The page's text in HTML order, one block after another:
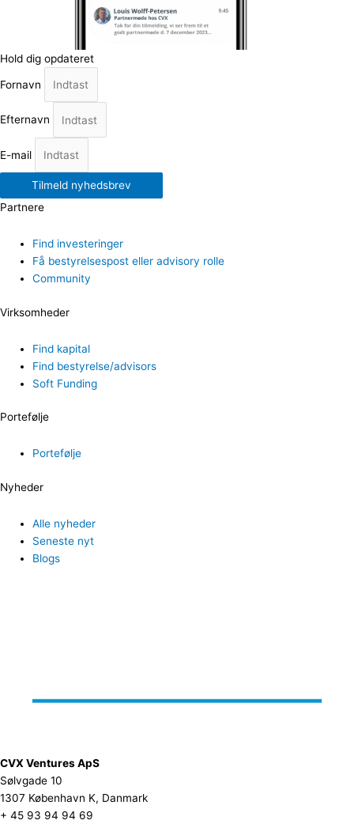
Hold dig opdateret
Fornavn
Efternavn
E-mail
Tilmeld nyhedsbrev
Partnere
Find investeringer
Få bestyrelsespost eller advisory rolle
Community
Virksomheder
Find kapital
Find bestyrelse/advisors
Soft Funding
Portefølje
Portefølje
Nyheder
Alle nyheder
Seneste nyt
Blogs
CVX Ventures ApS
Sølvgade 10
1307 København K, Danmark
+ 45 93 94 94 69